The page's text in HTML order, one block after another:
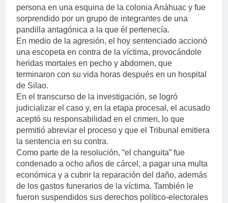
persona en una esquina de la colonia Anáhuac y fue
sorprendido por un grupo de integrantes de una
pandilla antagónica a la que él pertenecía.
En medio de la agresión, el hoy sentenciado accionó
una escopeta en contra de la víctima, provocándole
heridas mortales en pecho y abdomen, que
terminaron con su vida horas después en un hospital
de Silao.
En el transcurso de la investigación, se logró
judicializar el caso y, en la etapa procesal, el acusado
aceptó su responsabilidad en el crimen, lo que
permitió abreviar el proceso y que el Tribunal emitiera
la sentencia en su contra.
Como parte de la resolución, “el changuita” fue
condenado a ocho años de cárcel, a pagar una multa
económica y a cubrir la reparación del daño, además
de los gastos funerarios de la víctima. También le
fueron suspendidos sus derechos político-electorales